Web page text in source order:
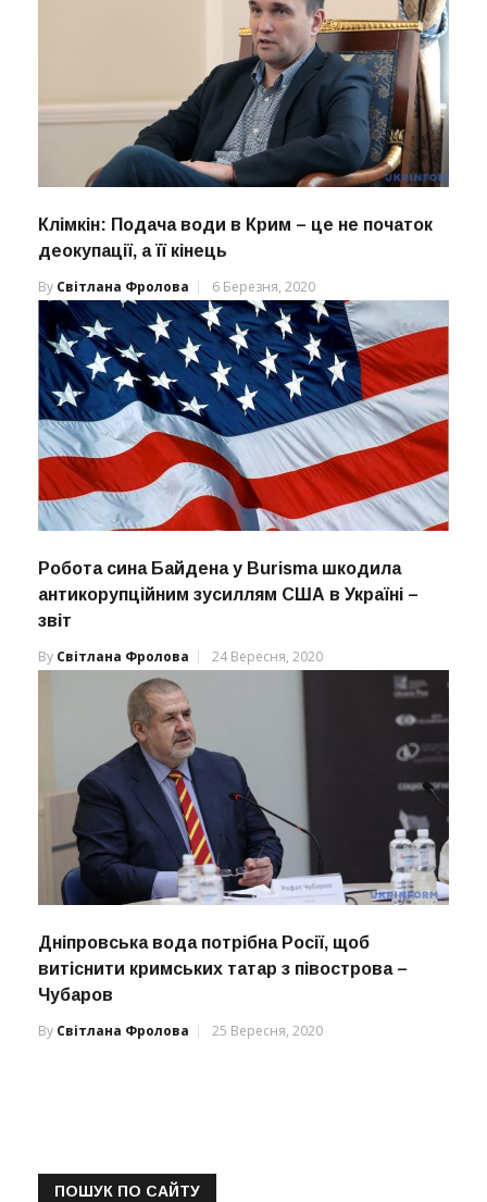
Клімкін: Подача води в Крим – це не початок
деокупації, а її кінець
By Світлана Фролова 6 Березня, 2020
Робота сина Байдена у Burisma шкодила
антикорупційним зусиллям США в Україні –
звіт
By Світлана Фролова 24 Вересня, 2020
Дніпровська вода потрібна Росії, щоб
витіснити кримських татар з півострова –
Чубаров
By Світлана Фролова 25 Вересня, 2020
ПОШУК ПО САЙТУ